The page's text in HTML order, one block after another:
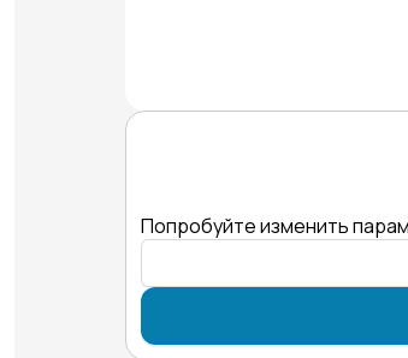
Попробуйте изменить